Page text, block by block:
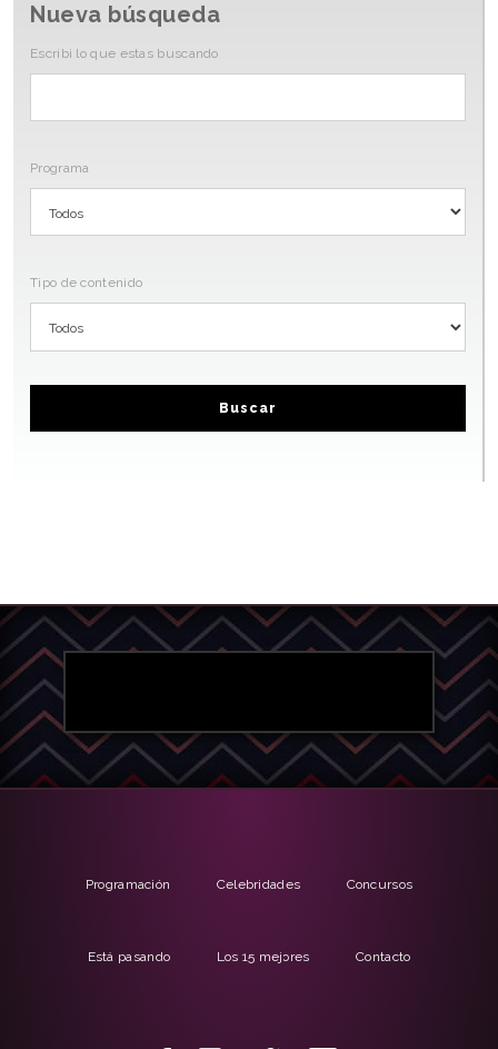
Nueva búsqueda
Escribi lo que estas buscando
Programa
Tipo de contenido
Buscar
Programación Celebridades Concursos
Está pasando Los 15 mejores Contacto